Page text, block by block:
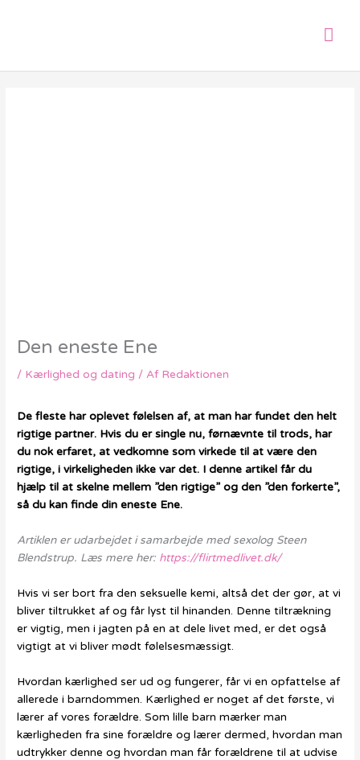
Den eneste Ene
/ Kærlighed og dating / Af Redaktionen
De fleste har oplevet følelsen af, at man har fundet den helt
rigtige partner. Hvis du er single nu, førnævnte til trods, har
du nok erfaret, at vedkomne som virkede til at være den
rigtige, i virkeligheden ikke var det. I denne artikel får du
hjælp til at skelne mellem ”den rigtige” og den ”den forkerte”,
så du kan finde din eneste Ene.
Artiklen er udarbejdet i samarbejde med sexolog Steen
Blendstrup. Læs mere her: https://flirtmedlivet.dk/
Hvis vi ser bort fra den seksuelle kemi, altså det der gør, at vi
bliver tiltrukket af og får lyst til hinanden. Denne tiltrækning
er vigtig, men i jagten på en at dele livet med, er det også
vigtigt at vi bliver mødt følelsesmæssigt.
Hvordan kærlighed ser ud og fungerer, får vi en opfattelse af
allerede i barndommen. Kærlighed er noget af det første, vi
lærer af vores forældre. Som lille barn mærker man
kærligheden fra sine forældre og lærer dermed, hvordan man
udtrykker denne og hvordan man får forældrene til at udvise